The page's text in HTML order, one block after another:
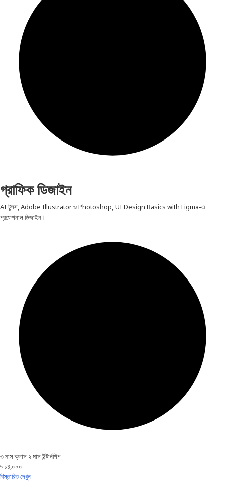
গ্রাফিক ডিজাইন
AI টুলস, Adobe Illustrator ও Photoshop, UI Design Basics with Figma-এ
প্রফেশনাল ডিজাইন।
৩ মাস ক্লাস ২ মাস ইন্টার্নশিপ
৳ ১৪,০০০
বিস্তারিত দেখুন